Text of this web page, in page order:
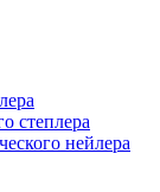
степлера
нейлера